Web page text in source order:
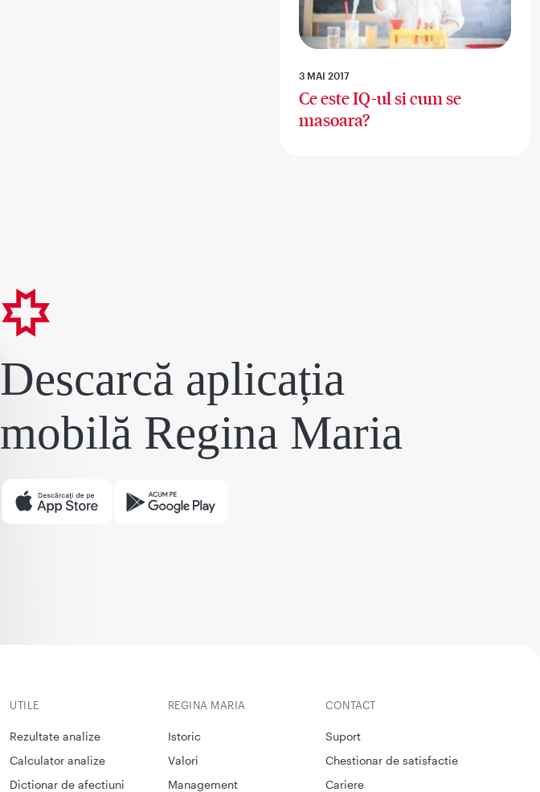
3 MAI 2017
Ce este IQ-ul si cum se
masoara?
Descarcă aplicația
mobilă Regina Maria
UTILE
Rezultate analize
Calculator analize
Dictionar de afectiuni
CONTACT
Suport
Chestionar de satisfactie
Cariere
REGINA MARIA
Istoric
Valori
Management